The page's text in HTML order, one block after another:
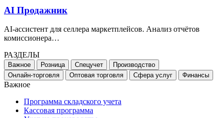
AI Продажник
AI-ассистент для селлера маркетплейсов. Анализ отчётов
комиссионера…
РАЗДЕЛЫ
Важное Розница Спецучет
Производство
Онлайн-торговля
Оптовая торговля Сфера услуг Финансы
Важное
Программа складского учета
Кассовая программа